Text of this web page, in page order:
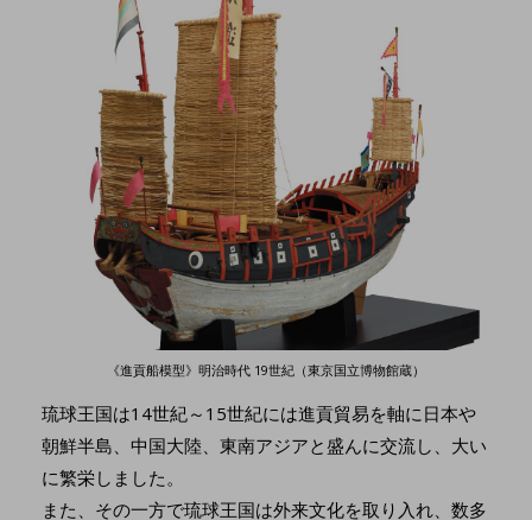
《進貢船模型》明治時代 19世紀（東京国立博物館蔵）
琉球王国は14世紀～15世紀には進貢貿易を軸に日本や
朝鮮半島、中国大陸、東南アジアと盛んに交流し、大い
に繁栄しました。
また、その一方で琉球王国は外来文化を取り入れ、数多